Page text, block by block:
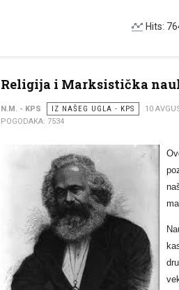
Hits:
Religija i Marksistička
N.M. - KPS IZ NAŠEG UGLA - KPS
10
POGODAKA: 7534